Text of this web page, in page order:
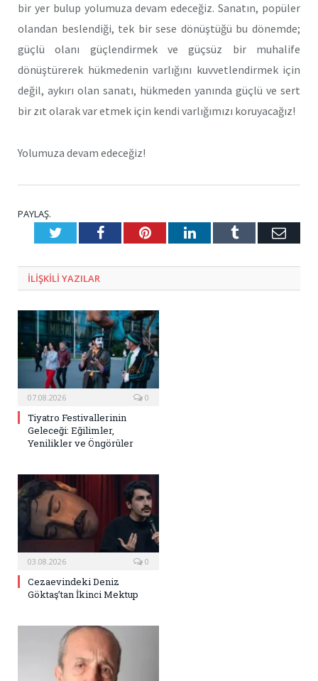
bir yer bulup yolumuza devam edeceğiz. Sanatın, popüler
olandan beslendiği, tek bir sese dönüştüğü bu dönemde;
güçlü olanı güçlendirmek ve güçsüz bir muhalife
dönüştürerek hükmedenin varlığını kuvvetlendirmek için
değil, aykırı olan sanatı, hükmeden yanında güçlü ve sert
bir zıt olarak var etmek için kendi varlığımızı koruyacağız!
Yolumuza devam edeceğiz!
PAYLAŞ.
TwitterFacebookPinterestLinkedInTumblr E-
ILIŞKILI YAZILAR
07.08.2026 0
Tiyatro Festivallerinin
Geleceği: Eğilimler,
Yenilikler ve Öngörüler
03.08.2026 0
Cezaevindeki Deniz
Göktaş’tan İkinci Mektup